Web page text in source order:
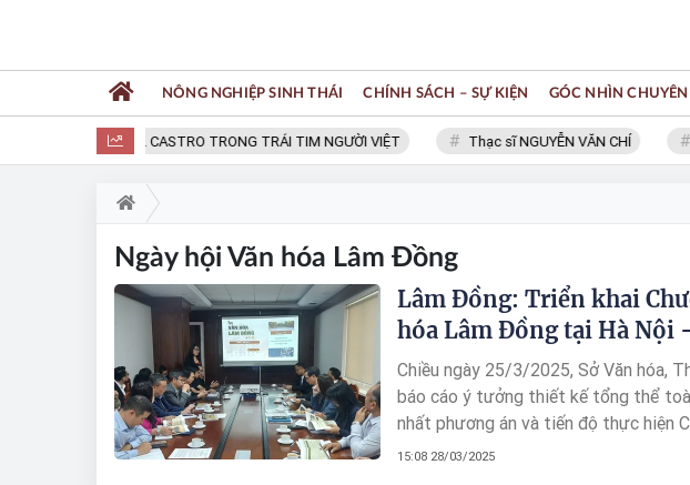
FIDEL CASTRO TRONG TRÁI TIM NGƯỜI VIỆT Thạc sĩ NGUYỄN VĂN CHÍ
NÔNG NGHIỆP SINH THÁI CHÍNH SÁCH – SỰ KIỆN GÓC NHÌN CHUYÊN
Ngày hội Văn hóa Lâm Đồng
Lâm Đồng: Triển khai
hóa Lâm Đồng tại Hà Nội
Chiều ngày 25/3/2025, Sở Văn hóa,
báo cáo ý tưởng thiết kế tổng thể
nhất phương án và tiến độ thực hiện
Đồng tại Hà Nội - năm 2025”. Tham
15:08 28/03/2025